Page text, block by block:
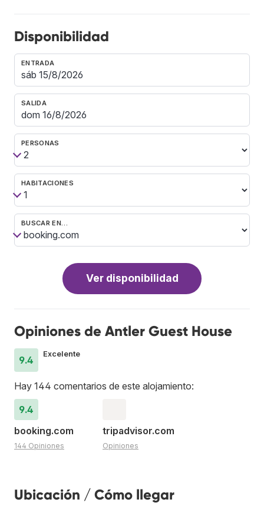
Disponibilidad
ENTRADA
SALIDA
PERSONAS
HABITACIONES
BUSCAR EN…
Ver disponibilidad
Opiniones de Antler Guest House
9.4
Excelente
Hay 144 comentarios de este alojamiento:
9.4
booking.com
144 Opiniones
tripadvisor.com
Opiniones
Ubicación / Cómo llegar